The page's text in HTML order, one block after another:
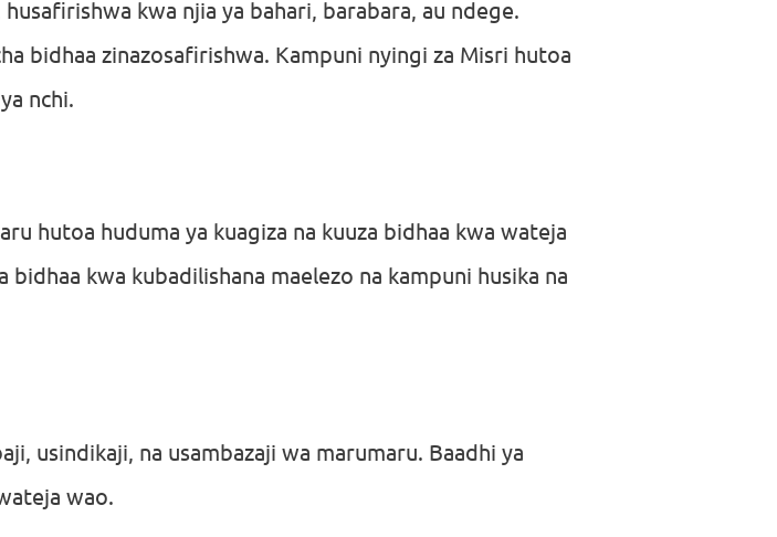
kwa njia ya bahari, barabara, au ndege.
bidhaa zinazosafirishwa. Kampuni nyingi za Misri hutoa
nchi.
hutoa huduma ya kuagiza na kuuza bidhaa kwa wateja
kwa kubadilishana maelezo na kampuni husika na
usindikaji, na usambazaji wa marumaru. Baadhi ya
wao.